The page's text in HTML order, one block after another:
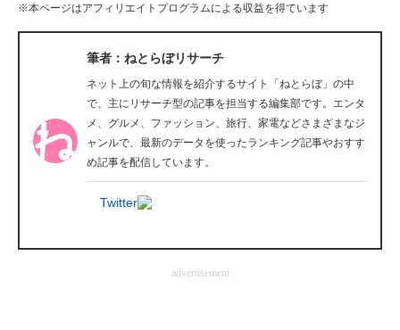
AI活用のいまが分かる
企業ITのトレンドを詳説
経営リーダーのコミュニティ
マーケ×ITの今がよく分かる
ITエンジニア向け専門サイト
企業向けIT製品の総合サイト
※本ページはアフィリエイトプログラムによる収益を得ています
筆者：ねとらぼリサーチ
ネット上の旬な情報を紹介するサイト「ねとらぼ」の中
で、主にリサーチ型の記事を担当する編集部です。エンタ
メ、グルメ、ファッション、旅行、家電などさまざまなジ
ャンルで、最新のデータを使ったランキング記事やおすす
め記事を配信しています。
Twitter
advertisement